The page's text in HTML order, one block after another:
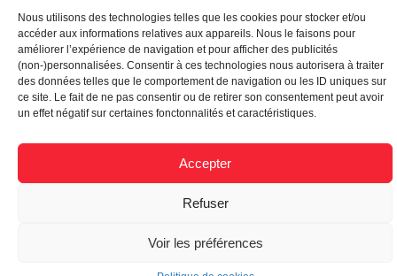
Nous utilisons des technologies telles que les cookies pour stocker et/ou
accéder aux informations relatives aux appareils. Nous le faisons pour
améliorer l’expérience de navigation et pour afficher des publicités
(non-)personnalisées. Consentir à ces technologies nous autorisera à traiter
des données telles que le comportement de navigation ou les ID uniques sur
ce site. Le fait de ne pas consentir ou de retirer son consentement peut avoir
un effet négatif sur certaines fonctonnalités et caractéristiques.
Accepter
Refuser
Voir les préférences
Vingt55©Propulsé par Versom VR- Tous droits
réservés.
Retour à l’accueil